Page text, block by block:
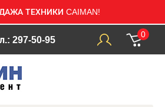
ТЕХНИКИ CAIMAN!
297-50-95
0